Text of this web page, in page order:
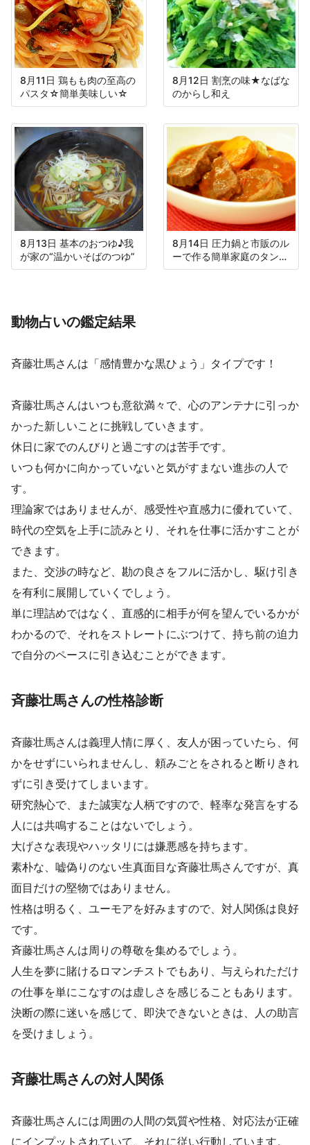
8月11日 鶏もも肉の至高の
パスタ☆簡単美味しい☆
8月12日 割烹の味★なばな
のからし和え
8月13日 基本のおつゆ♪我
が家の“温かいそばのつゆ”
8月14日 圧力鍋と市販のル
ーで作る簡単家庭のタンシ
チュー
動物占いの鑑定結果
斉藤壮馬さんは「感情豊かな黒ひょう」タイプです！
斉藤壮馬さんはいつも意欲満々で、心のアンテナに引っか
かった新しいことに挑戦していきます。
休日に家でのんびりと過ごすのは苦手です。
いつも何かに向かっていないと気がすまない進歩の人で
す。
理論家ではありませんが、感受性や直感力に優れていて、
時代の空気を上手に読みとり、それを仕事に活かすことが
できます。
また、交渉の時など、勘の良さをフルに活かし、駆け引き
を有利に展開していくでしょう。
単に理詰めではなく、直感的に相手が何を望んでいるかが
わかるので、それをストレートにぶつけて、持ち前の迫力
で自分のペースに引き込むことができます。
斉藤壮馬さんの性格診断
斉藤壮馬さんは義理人情に厚く、友人が困っていたら、何
かをせずにいられませんし、頼みごとをされると断りきれ
ずに引き受けてしまいます。
研究熱心で、また誠実な人柄ですので、軽率な発言をする
人には共鳴することはないでしょう。
大げさな表現やハッタリには嫌悪感を持ちます。
素朴な、嘘偽りのない生真面目な斉藤壮馬さんですが、真
面目だけの堅物ではありません。
性格は明るく、ユーモアを好みますので、対人関係は良好
です。
斉藤壮馬さんは周りの尊敬を集めるでしょう。
人生を夢に賭けるロマンチストでもあり、与えられただけ
の仕事を単にこなすのは虚しさを感じることもあります。
決断の際に迷いを感じて、即決できないときは、人の助言
を受けましょう。
斉藤壮馬さんの対人関係
斉藤壮馬さんには周囲の人間の気質や性格、対応法が正確
にインプットされていて、それに従い行動しています。